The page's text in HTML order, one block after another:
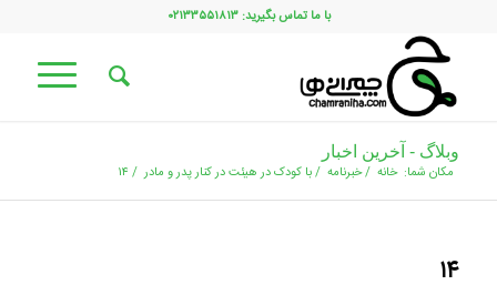
با ما تماس بگیرید: ۰۲۱۳۳۵۵۱۸۱۳
وبلاگ - آخرین اخبار
مکان شما: خانه /خبرنامه /با کودک در هیئت در کنار پدر و مادر / ۱۴
۱۴